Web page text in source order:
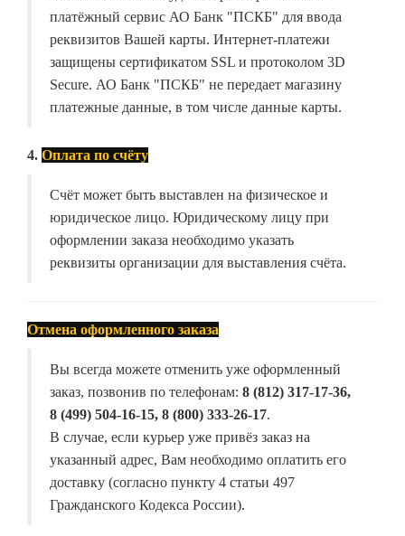
платёжный сервис АО Банк "ПСКБ" для ввода
реквизитов Вашей карты. Интернет-платежи
защищены сертификатом SSL и протоколом 3D
Secure. АО Банк "ПСКБ" не передает магазину
платежные данные, в том числе данные карты.
4. Оплата по счёту
Счёт может быть выставлен на физическое и
юридическое лицо. Юридическому лицу при
оформлении заказа необходимо указать
реквизиты организации для выставления счёта.
Отмена оформленного заказа
Вы всегда можете отменить уже оформленный
заказ, позвонив по телефонам: 8 (812) 317-17-36,
8 (499) 504-16-15, 8 (800) 333-26-17.
В случае, если курьер уже привёз заказ на
указанный адрес, Вам необходимо оплатить его
доставку (согласно пункту 4 статьи 497
Гражданского Кодекса России).